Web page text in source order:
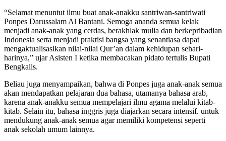
“Selamat menuntut ilmu buat anak-anakku santriwan-santriwati
Ponpes Darussalam Al Bantani. Semoga ananda semua kelak
menjadi anak-anak yang cerdas, berakhlak mulia dan berkepribadian
Indonesia serta menjadi praktisi bangsa yang senantiasa dapat
mengaktualisasikan nilai-nilai Qur’an dalam kehidupan sehari-
harinya,” ujar Asisten I ketika membacakan pidato tertulis Bupati
Bengkalis.
Beliau juga menyampaikan, bahwa di Ponpes juga anak-anak semua
akan mendapatkan pelajaran dua bahasa, utamanya bahasa arab,
karena anak-anakku semua mempelajari ilmu agama melalui kitab-
kitab. Selain itu, bahasa inggris juga diajarkan secara intensif. untuk
mendukung anak-anak semua agar memiliki kompetensi seperti
anak sekolah umum lainnya.